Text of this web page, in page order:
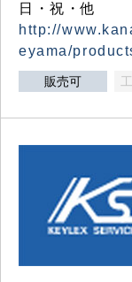
日・祝・他
http://
eyama/
販売可